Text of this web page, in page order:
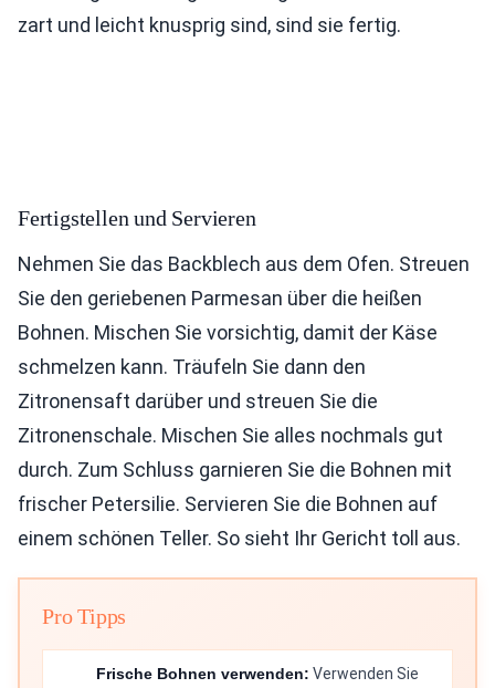
zart und leicht knusprig sind, sind sie fertig.
Fertigstellen und Servieren
Nehmen Sie das Backblech aus dem Ofen. Streuen
Sie den geriebenen Parmesan über die heißen
Bohnen. Mischen Sie vorsichtig, damit der Käse
schmelzen kann. Träufeln Sie dann den
Zitronensaft darüber und streuen Sie die
Zitronenschale. Mischen Sie alles nochmals gut
durch. Zum Schluss garnieren Sie die Bohnen mit
frischer Petersilie. Servieren Sie die Bohnen auf
einem schönen Teller. So sieht Ihr Gericht toll aus.
Pro Tipps
Frische Bohnen verwenden: Verwenden Sie